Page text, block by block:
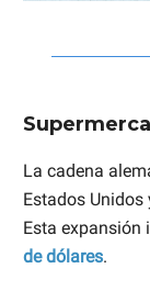
La cadena
Estados Unidos
Esta expansión
de dólares.